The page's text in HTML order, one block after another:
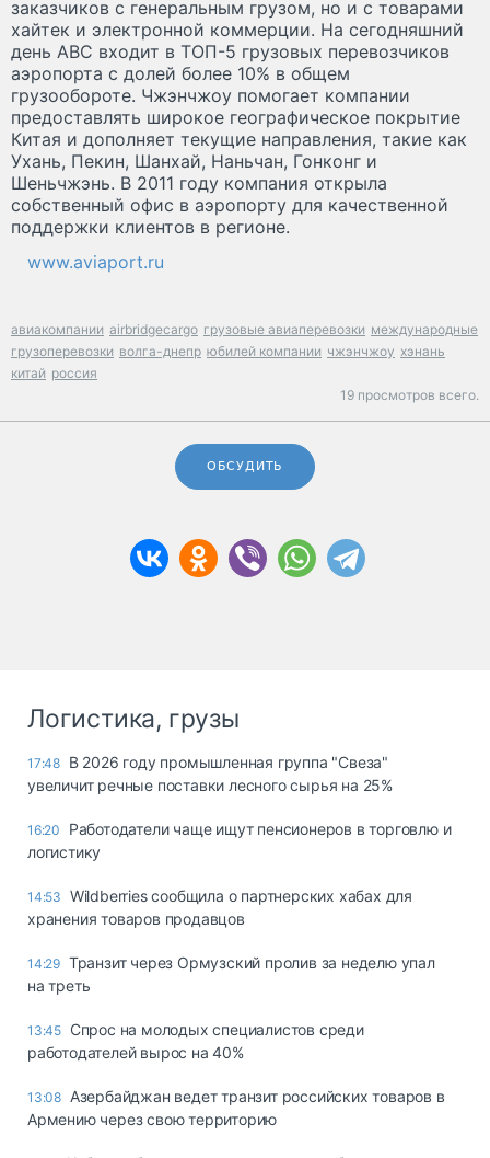
заказчиков с генеральным грузом, но и с товарами
хайтек и электронной коммерции. На сегодняшний
день АВС входит в ТОП-5 грузовых перевозчиков
аэропорта с долей более 10% в общем
грузообороте. Чжэнчжоу помогает компании
предоставлять широкое географическое покрытие
Китая и дополняет текущие направления, такие как
Ухань, Пекин, Шанхай, Наньчан, Гонконг и
Шеньчжэнь. В 2011 году компания открыла
собственный офис в аэропорту для качественной
поддержки клиентов в регионе.
www.aviaport.ru
авиакомпании airbridgecargo грузовые авиаперевозки международные
грузоперевозки волга-днепр юбилей компании чжэнчжоу хэнань
китай россия
19 просмотров всего.
ОБСУДИТЬ
Логистика, грузы
17:48 В 2026 году промышленная группа "Свеза"
увеличит речные поставки лесного сырья на 25%
16:20
Работодатели чаще ищут пенсионеров в торговлю и
логистику
14:53 Wildberries сообщила о партнерских хабах для
хранения товаров продавцов
14:29 Транзит через Ормузский пролив за неделю упал
на треть
13:45 Спрос на молодых специалистов среди
работодателей вырос на 40%
13:08 Азербайджан ведет транзит российских товаров в
Армению через свою территорию